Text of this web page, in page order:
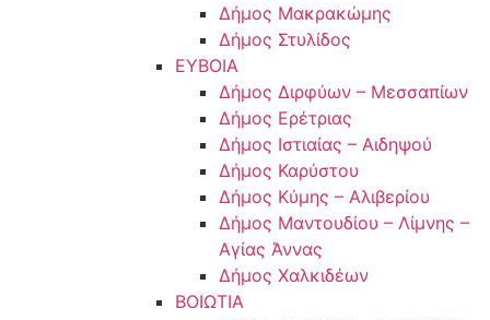
Δήμος Μακρακώμης
Δήμος Στυλίδος
ΕΥΒΟΙΑ
Δήμος Διρφύων – Μεσσαπίων
Δήμος Ερέτριας
Δήμος Ιστιαίας – Αιδηψού
Δήμος Καρύστου
Δήμος Κύμης – Αλιβερίου
Δήμος Μαντουδίου – Λίμνης –
Αγίας Άννας
Δήμος Χαλκιδέων
ΒΟΙΩΤΙΑ